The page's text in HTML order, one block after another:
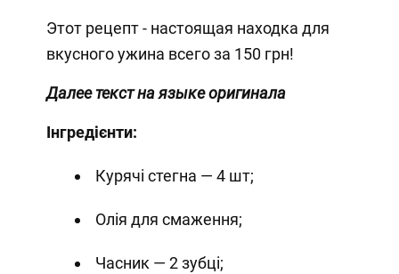
Этот рецепт - настоящая находка для
вкусного ужина всего за 150 грн!
Далее текст на языке оригинала
Інгредієнти:
Курячі стегна — 4 шт;
Олія для смаження;
Часник — 2 зубці;